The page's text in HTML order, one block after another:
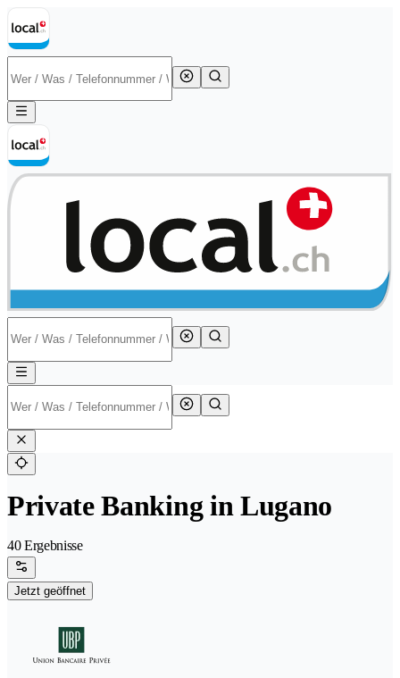
Private Banking in Lugano
40 Ergebnisse
Jetzt geöffnet